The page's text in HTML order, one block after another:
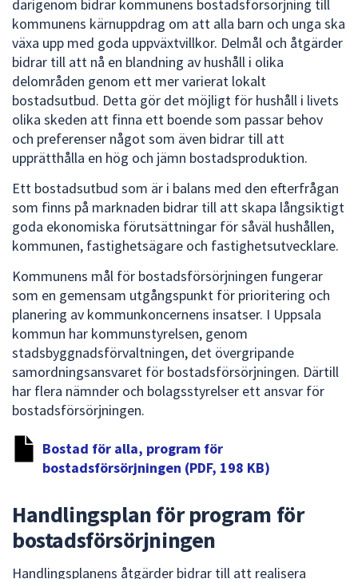
därigenom bidrar kommunens bostadsförsörjning till
kommunens kärnuppdrag om att alla barn och unga ska
växa upp med goda uppväxtvillkor. Delmål och åtgärder
bidrar till att nå en blandning av hushåll i olika
delområden genom ett mer varierat lokalt
bostadsutbud. Detta gör det möjligt för hushåll i livets
olika skeden att finna ett boende som passar behov
och preferenser något som även bidrar till att
upprätthålla en hög och jämn bostadsproduktion.
Ett bostadsutbud som är i balans med den efterfrågan
som finns på marknaden bidrar till att skapa långsiktigt
goda ekonomiska förutsättningar för såväl hushållen,
kommunen, fastighetsägare och fastighetsutvecklare.
Kommunens mål för bostadsförsörjningen fungerar
som en gemensam utgångspunkt för prioritering och
planering av kommunkoncernens insatser. I Uppsala
kommun har kommunstyrelsen, genom
stadsbyggnadsförvaltningen, det övergripande
samordningsansvaret för bostadsförsörjningen. Därtill
har flera nämnder och bolagsstyrelser ett ansvar för
bostadsförsörjningen.
Bostad för alla, program för
bostadsförsörjningen (PDF, 198 KB)
Handlingsplan för program för
bostadsförsörjningen
Handlingsplanens åtgärder bidrar till att realisera